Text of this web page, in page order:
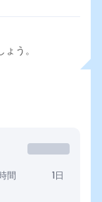
う。
間 1日